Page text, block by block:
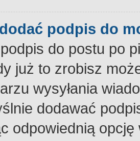
podpis do
do postu po
już to zrobisz
wysyłania
dodawać
odpowiednią